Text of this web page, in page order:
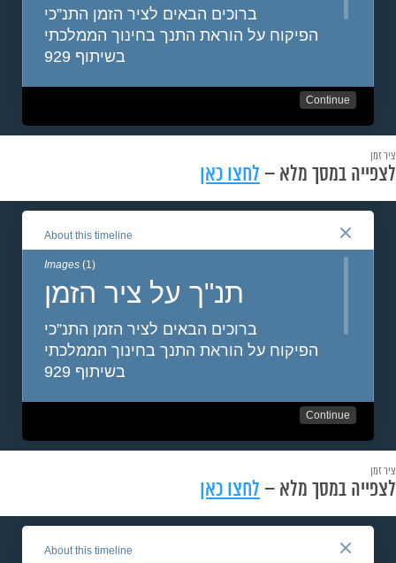
ציר זמן
לצפייה במסך מלא – לחצו כאן
ציר זמן
לצפייה במסך מלא – לחצו כאן